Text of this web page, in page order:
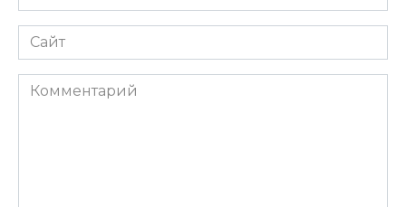
*
Сайт
Комментарий